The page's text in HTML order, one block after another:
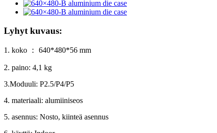
Lyhyt kuvaus:
1. koko ： 640*480*56 mm
2. paino: 4,1 kg
3.Moduuli: P2.5/P4/P5
4. materiaali: alumiiniseos
5. asennus: Nosto, kiinteä asennus